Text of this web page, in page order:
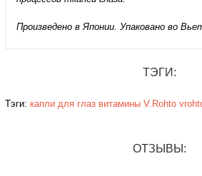
Произведено в Японии. Упаковано во
ТЭГИ:
Тэги: капли для глаз витамины V.Rohto
ОТЗЫВЫ: